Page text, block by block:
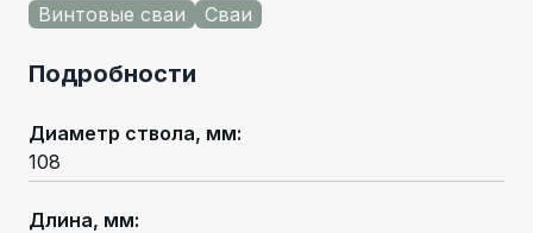
Винтовые сваи Сваи
Подробности
Диаметр ствола, мм:
108
Длина, мм: